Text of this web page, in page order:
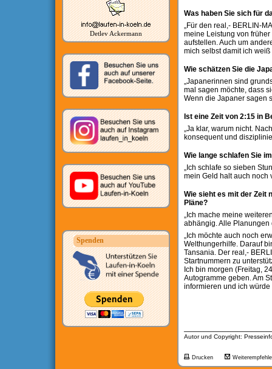
Detlev Ackermann
Spenden
Was haben Sie sich für
„Für den real,- BERLIN-
meine Leistung von
aufstellen. Auch um
mich selbst damit ich
Wie schätzen Sie die
„Japanerinnen sind
mal sagen möchte, dass
Wenn die Japaner sagen
Ist eine Zeit von 2:15 in
„Ja klar, warum nicht.
konsequent und
Wie lange schlafen Sie
„Ich schlafe so sieben
mein Geld halt auch noch
Wie sieht es mit der Zeit
Pläne?
„Ich mache meine
abhängig. Alle Planungen
„Ich möchte auch noch
Welthungerhilfe. Darauf
Tansania. Der real,-
Startnummern zu
Ich bin morgen (Freitag,
Autogramme geben. Am
informieren und ich
Autor und Copyright:
Drucken